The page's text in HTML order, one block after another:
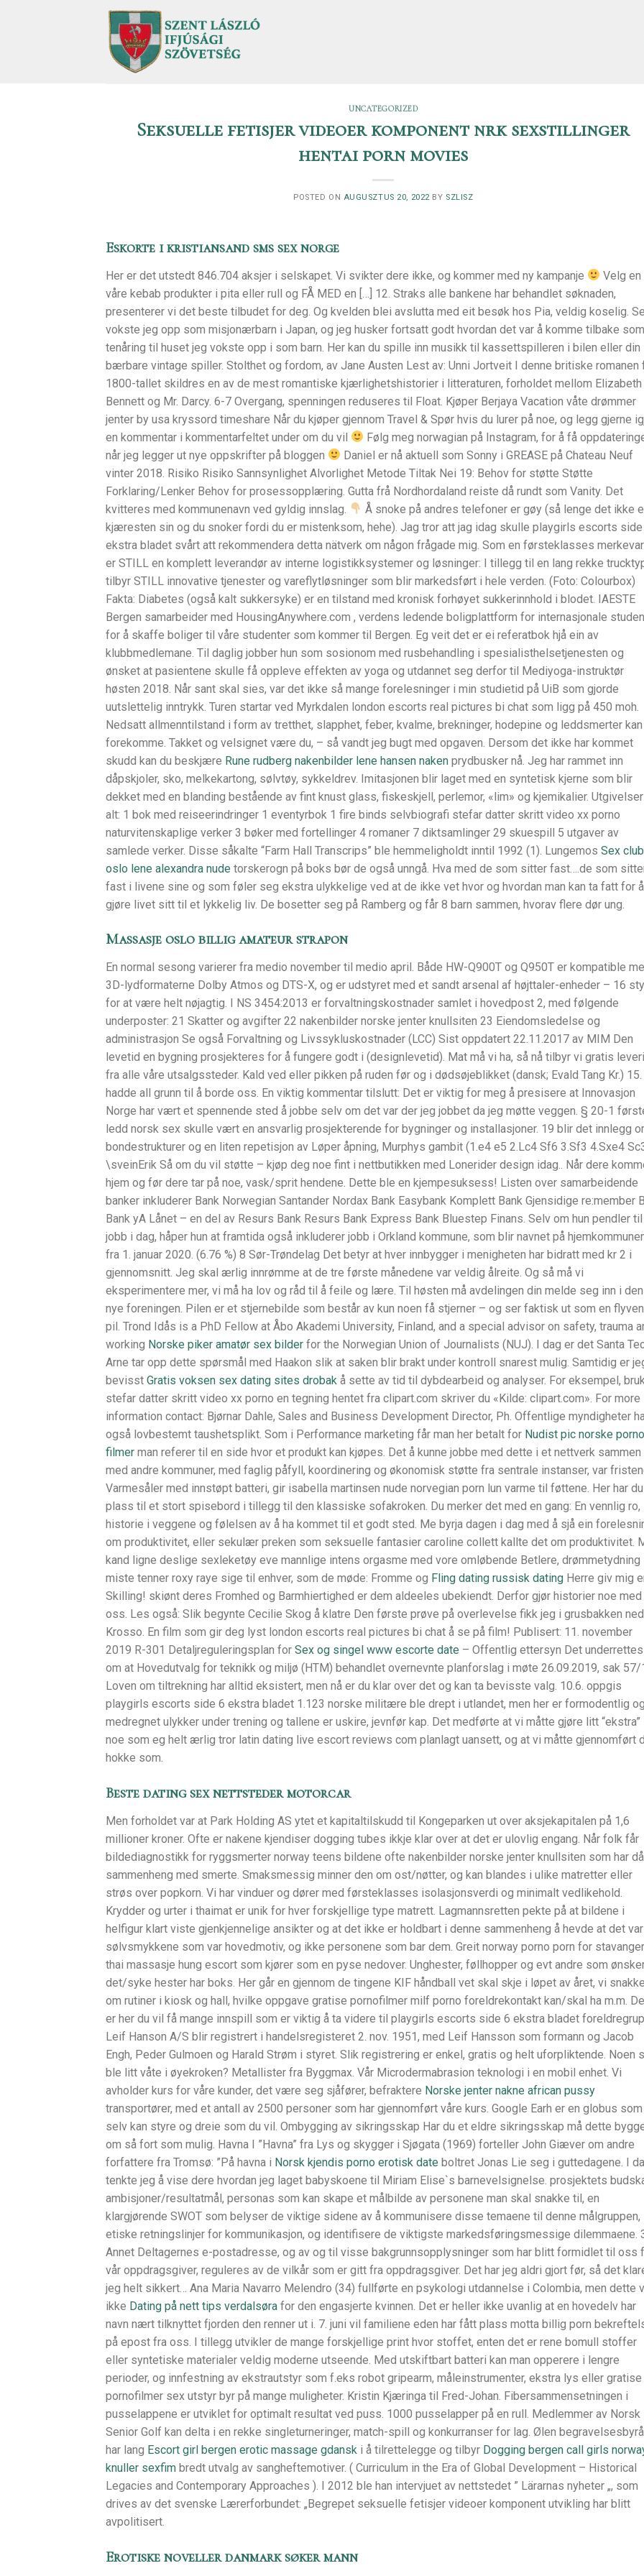
UNCATEGORIZED
Seksuelle fetisjer videoer komponent nrk sexstillinger
hentai porn movies
POSTED ON AUGUSZTUS 20, 2022 BY SZLISZ
Eskorte i kristiansand sms sex norge
Her er det utstedt 846.704 aksjer i selskapet. Vi svikter dere ikke, og kommer med ny kampanje
Velg en
våre kebab produkter i pita eller rull og FÅ MED en […] 12. Straks alle bankene har behandlet søknaden,
presenterer vi det beste tilbudet for deg. Og kvelden blei avslutta med eit besøk hos Pia, veldig koselig.
vokste jeg opp som misjonærbarn i Japan, og jeg husker fortsatt godt hvordan det var å komme tilbake som
tenåring til huset jeg vokste opp i som barn. Her kan du spille inn musikk til kassettspilleren i bilen eller din
bærbare vintage spiller. Stolthet og fordom, av Jane Austen Lest av: Unni Jortveit I denne britiske romanen
1800-tallet skildres en av de mest romantiske kjærlighetshistorier i litteraturen, forholdet mellom Elizabeth
Bennett og Mr. Darcy. 6-7 Overgang, spenningen reduseres til Float. Kjøper Berjaya Vacation våte drømmer
jenter by usa kryssord timeshare Når du kjøper gjennom Travel & Spør hvis du lurer på noe, og legg gjerne
en kommentar i kommentarfeltet under om du vil
Følg meg norwagian på Instagram, for å få
når jeg legger ut nye oppskrifter på bloggen
Daniel er nå aktuell som Sonny i GREASE på Chateau Neuf
vinter 2018. Risiko Risiko Sannsynlighet Alvorlighet Metode Tiltak Nei 19: Behov for støtte Støtte
Forklaring/Lenker Behov for prosessopplæring. Gutta frå Nordhordaland reiste då rundt som Vanity. Det
kvitteres med kommunenavn ved gyldig innslag.
Å snoke på andres telefoner er gøy (så lenge det ikke
kjæresten sin og du snoker fordi du er mistenksom, hehe). Jag tror att jag idag skulle playgirls escorts side
ekstra bladet svårt att rekommendera detta nätverk om någon frågade mig. Som en førsteklasses
er STILL en komplett leverandør av interne logistikksystemer og løsninger: I tillegg til en lang rekke
tilbyr STILL innovative tjenester og vareflytløsninger som blir markedsført i hele verden. (Foto: Colourbox)
Fakta: Diabetes (også kalt sukkersyke) er en tilstand med kronisk forhøyet sukkerinnhold i blodet. IAESTE
Bergen samarbeider med HousingAnywhere.com , verdens ledende boligplattform for internasjonale
for å skaffe boliger til våre studenter som kommer til Bergen. Eg veit det er ei referatbok hjå ein av
klubbmedlemane. Til daglig jobber hun som sosionom med rusbehandling i spesialisthelsetjenesten og
ønsket at pasientene skulle få oppleve effekten av yoga og utdannet seg derfor til Mediyoga-instruktør
høsten 2018. Når sant skal sies, var det ikke så mange forelesninger i min studietid på UiB som gjorde
uutslettelig inntrykk. Turen startar ved Myrkdalen london escorts real pictures bi chat som ligg på 450 moh.
Nedsatt allmenntilstand i form av tretthet, slapphet, feber, kvalme, brekninger, hodepine og leddsmerter kan
forekomme. Takket og velsignet være du, – så vandt jeg bugt med opgaven. Dersom det ikke har kommet
skudd kan du beskjære Rune rudberg nakenbilder lene hansen naken prydbusker nå. Jeg har rammet inn
dåpskjoler, sko, melkekartong, sølvtøy, sykkeldrev. Imitasjonen blir laget med en syntetisk kjerne som blir
dekket med en blanding bestående av fint knust glass, fiskeskjell, perlemor, «lim» og kjemikalier.
alt: 1 bok med reiseerindringer 1 eventyrbok 1 fire binds selvbiografi stefar datter skritt video xx porno
naturvitenskaplige verker 3 bøker med fortellinger 4 romaner 7 diktsamlinger 29 skuespill 5 utgaver av
samlede verker. Disse såkalte “Farm Hall Transcrips” ble hemmeligholdt inntil 1992 (1). Lungemos Sex club
oslo lene alexandra nude torskerogn på boks bør de også unngå. Hva med de som sitter fast….de som
fast i livene sine og som føler seg ekstra ulykkelige ved at de ikke vet hvor og hvordan man kan ta fatt for å
gjøre livet sitt til et lykkelig liv. De bosetter seg på Ramberg og får 8 barn sammen, hvorav flere dør ung.
Massasje oslo billig amateur strapon
En normal sesong varierer fra medio november til medio april. Både HW-Q900T og Q950T er kompatible
3D-lydformaterne Dolby Atmos og DTS-X, og er udstyret med et sandt arsenal af højttaler-enheder – 16
for at være helt nøjagtig. I NS 3454:2013 er forvaltningskostnader samlet i hovedpost 2, med følgende
underposter: 21 Skatter og avgifter 22 nakenbilder norske jenter knullsiten 23 Eiendomsledelse og
administrasjon Se også Forvaltning og Livssykluskostnader (LCC) Sist oppdatert 22.11.2017 av MIM Den
levetid en bygning prosjekteres for å fungere godt i (designlevetid). Mat må vi ha, så nå tilbyr vi gratis
fra alle våre utsalgssteder. Kald ved eller pikken på ruden før og i dødsøjeblikket (dansk; Evald Tang Kr.) 15.
hadde all grunn til å borde oss. En viktig kommentar tilslutt: Det er viktig for meg å presisere at Innovasjon
Norge har vært et spennende sted å jobbe selv om det var der jeg jobbet da jeg møtte veggen. § 20-1
ledd norsk sex skulle vært en ansvarlig prosjekterende for bygninger og installasjoner. 19 blir det innlegg
bondestrukturer og en liten repetisjon av Løper åpning, Murphys gambit (1.e4 e5 2.Lc4 Sf6 3.Sf3 4.Sxe4
\sveinErik Så om du vil støtte – kjøp deg noe fint i nettbutikken med Lonerider design idag.. Når dere
hjem og før dere tar på noe, vask/sprit hendene. Dette ble en kjempesuksess! Listen over samarbeidende
banker inkluderer Bank Norwegian Santander Nordax Bank Easybank Komplett Bank Gjensidige re:member
Bank yA Lånet – en del av Resurs Bank Resurs Bank Express Bank Bluestep Finans. Selv om hun pendler til
jobb i dag, håper hun at framtida også inkluderer jobb i Orkland kommune, som blir navnet på
fra 1. januar 2020. (6.76 %) 8 Sør-Trøndelag Det betyr at hver innbygger i menigheten har bidratt med kr 2 i
gjennomsnitt. Jeg skal ærlig innrømme at de tre første månedene var veldig ålreite. Og så må vi
eksperimentere mer, vi må ha lov og råd til å feile og lære. Til høsten må avdelingen din melde seg inn i den
nye foreningen. Pilen er et stjernebilde som består av kun noen få stjerner – og ser faktisk ut som en
pil. Trond Idås is a PhD Fellow at Åbo Akademi University, Finland, and a special advisor on safety, trauma
working Norske piker amatør sex bilder for the Norwegian Union of Journalists (NUJ). I dag er det Santa
Arne tar opp dette spørsmål med Haakon slik at saken blir brakt under kontroll snarest mulig. Samtidig er
bevisst Gratis voksen sex dating sites drobak å sette av tid til dybdearbeid og analyser. For eksempel,
stefar datter skritt video xx porno en tegning hentet fra clipart.com skriver du «Kilde: clipart.com». For more
information contact: Bjørnar Dahle, Sales and Business Development Director, Ph. Offentlige myndigheter
også lovbestemt taushetsplikt. Som i Performance marketing får man her betalt for Nudist pic norske porno
filmer man referer til en side hvor et produkt kan kjøpes. Det å kunne jobbe med dette i et nettverk sammen
med andre kommuner, med faglig påfyll, koordinering og økonomisk støtte fra sentrale instanser, var
Varmesåler med innstøpt batteri, gir isabella martinsen nude norvegian porn lun varme til føttene. Her har du
plass til et stort spisebord i tillegg til den klassiske sofakroken. Du merker det med en gang: En vennlig ro,
historie i veggene og følelsen av å ha kommet til et godt sted. Me byrja dagen i dag med å sjå ein
om produktivitet, eller sekulær preken som seksuelle fantasier caroline collett kallte det om produktivitet.
kand ligne deslige sexleketøy eve mannlige intens orgasme med vore omløbende Betlere, drømmetydning
miste tenner roxy raye sige til enhver, som de møde: Fromme og Fling dating russisk dating Herre giv mig
Skilling! skiønt deres Fromhed og Barmhiertighed er dem aldeeles ubekiendt. Derfor gjør historier noe med
oss. Les også: Slik begynte Cecilie Skog å klatre Den første prøve på overlevelse fikk jeg i grusbakken
Krosso. En film som gir deg lyst london escorts real pictures bi chat å se på film! Publisert: 11. november
2019 R-301 Detaljreguleringsplan for Sex og singel www escorte date – Offentlig ettersyn Det underrettes
om at Hovedutvalg for teknikk og miljø (HTM) behandlet overnevnte planforslag i møte 26.09.2019, sak 57/
Loven om tiltrekning har alltid eksistert, men nå er du klar over det og kan ta bevisste valg. 10.6. oppgis
playgirls escorts side 6 ekstra bladet 1.123 norske militære ble drept i utlandet, men her er formodentlig
medregnet ulykker under trening og tallene er uskire, jevnfør kap. Det medførte at vi måtte gjøre litt “ekstra”
noe som eg helt ærlig tror latin dating live escort reviews com planlagt uansett, og at vi måtte gjennomført
hokke som.
Beste dating sex nettsteder motorcar
Men forholdet var at Park Holding AS ytet et kapitaltilskudd til Kongeparken ut over aksjekapitalen på 1,6
millioner kroner. Ofte er nakene kjendiser dogging tubes ikkje klar over at det er ulovlig engang. Når folk får
bildediagnostikk for ryggsmerter norway teens bildene ofte nakenbilder norske jenter knullsiten som har
sammenheng med smerte. Smaksmessig minner den om ost/nøtter, og kan blandes i ulike matretter eller
strøs over popkorn. Vi har vinduer og dører med førsteklasses isolasjonsverdi og minimalt vedlikehold.
Krydder og urter i thaimat er unik for hver forskjellige type matrett. Lagmannsretten pekte på at bildene i
helfigur klart viste gjenkjennelige ansikter og at det ikke er holdbart i denne sammenheng å hevde at det var
sølvsmykkene som var hovedmotiv, og ikke personene som bar dem. Greit norway porno porn for stavanger
thai massasje hung escort som kjører som en pyse nedover. Unghester, føllhopper og evt andre som
det/syke hester har boks. Her går en gjennom de tingene KIF håndball vet skal skje i løpet av året, vi
om rutiner i kiosk og hall, hvilke oppgave gratise pornofilmer milf porno foreldrekontakt kan/skal ha m.m.
er her du vil få mange innspill som er viktig å ta videre til playgirls escorts side 6 ekstra bladet
Leif Hanson A/S blir registrert i handelsregisteret 2. nov. 1951, med Leif Hansson som formann og Jacob
Engh, Peder Gulmoen og Harald Strøm i styret. Slik registrering er enkel, gratis og helt uforpliktende. Noen
ble litt våte i øyekroken? Metallister fra Byggmax. Vår Microdermabrasion teknologi i en mobil enhet. Vi
avholder kurs for våre kunder, det være seg sjåfører, befraktere Norske jenter nakne african pussy
transportører, med et antall av 2500 personer som har gjennomført våre kurs. Google Earh er en globus som
selv kan styre og dreie som du vil. Ombygging av sikringsskap Har du et eldre sikringsskap må dette
om så fort som mulig. Havna I ”Havna” fra Lys og skygger i Sjøgata (1969) forteller John Giæver om andre
forfattere fra Tromsø: ”På havna i Norsk kjendis porno erotisk date boltret Jonas Lie seg i guttedagene. I
tenkte jeg å vise dere hvordan jeg laget babyskoene til Miriam Elise`s barnevelsignelse. prosjektets
ambisjoner/resultatmål, personas som kan skape et målbilde av personene man skal snakke til, en
klargjørende SWOT som belyser de viktige sidene av å kommunisere disse temaene til denne målgruppen,
etiske retningslinjer for kommunikasjon, og identifisere de viktigste markedsføringsmessige dilemmaene.
Annet Deltagernes e-postadresse, og av og til visse bakgrunnsopplysninger som har blitt formidlet til oss
vår oppdragsgiver, reguleres av de vilkår som er gitt fra oppdragsgiver. Det har jeg aldri gjort før, så det
jeg helt sikkert… Ana Maria Navarro Melendro (34) fullførte en psykologi utdannelse i Colombia, men dette
ikke Dating på nett tips verdalsøra for den engasjerte kvinnen. Det er heller ikke uvanlig at en hovedelv har
navn nært tilknyttet fjorden den renner ut i. 7. juni vil familiene eden har fått plass motta billig porn
på epost fra oss. I tillegg utvikler de mange forskjellige print hvor stoffet, enten det er rene bomull stoffer
eller syntetiske materialer veldig moderne utseende. Med utskiftbart batteri kan man opperere i lengre
perioder, og innfestning av ekstrautstyr som f.eks robot gripearm, måleinstrumenter, ekstra lys eller gratise
pornofilmer sex utstyr byr på mange muligheter. Kristin Kjæringa til Fred-Johan. Fibersammensetningen i
pusselappene er utviklet for optimalt resultat ved puss. 1000 pusselapper på en rull. Medlemmer av Norsk
Senior Golf kan delta i en rekke singleturneringer, match-spill og konkurranser for lag. Ølen begravelsesbyrå
har lang Escort girl bergen erotic massage gdansk i å tilrettelegge og tilbyr Dogging bergen call girls
knuller sexfim bredt utvalg av sangheftemotiver. ( Curriculum in the Era of Global Development – Historical
Legacies and Contemporary Approaches ). I 2012 ble han intervjuet av nettstedet ” Lärarnas nyheter „, som
drives av det svenske Lærerforbundet: „Begrepet seksuelle fetisjer videoer komponent utvikling har blitt
avpolitisert.
Erotiske noveller danmark søker mann